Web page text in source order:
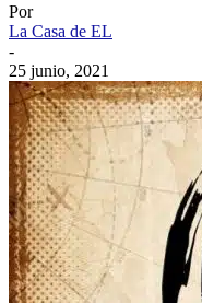
Por
La Casa de EL
-
25 junio, 2021